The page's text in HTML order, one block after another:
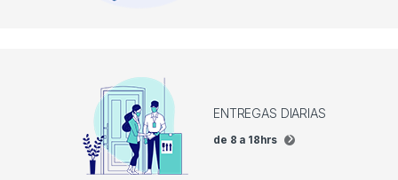
ENTREGAS DIARIAS
de 8 a 18hrs